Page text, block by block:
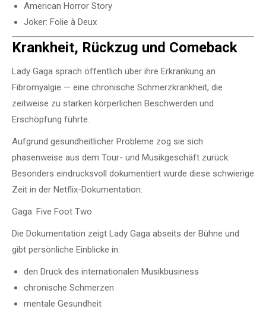
American Horror Story
Joker: Folie à Deux
Krankheit, Rückzug und Comeback
Lady Gaga sprach öffentlich über ihre Erkrankung an
Fibromyalgie — eine chronische Schmerzkrankheit, die
zeitweise zu starken körperlichen Beschwerden und
Erschöpfung führte.
Aufgrund gesundheitlicher Probleme zog sie sich
phasenweise aus dem Tour- und Musikgeschäft zurück.
Besonders eindrucksvoll dokumentiert wurde diese schwierige
Zeit in der Netflix-Dokumentation:
Gaga: Five Foot Two
Die Dokumentation zeigt Lady Gaga abseits der Bühne und
gibt persönliche Einblicke in:
den Druck des internationalen Musikbusiness
chronische Schmerzen
mentale Gesundheit